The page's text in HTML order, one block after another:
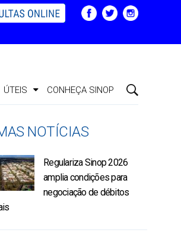
ÚTEIS CONHEÇA SINOP
NOTÍCIAS
Regulariza Sinop 2026
amplia condições para
negociação de débitos